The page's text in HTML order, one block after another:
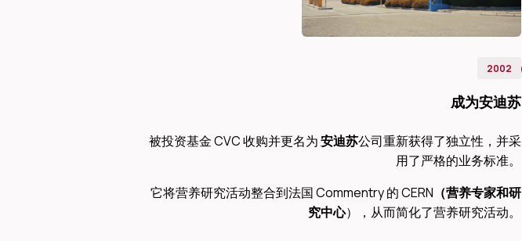
2002
成为安迪苏
被投资基金 CVC 收购并更名为 安迪苏公司重新获得了独立性，并采
用了严格的业务标准。
它将营养研究活动整合到法国 Commentry 的 CERN （营养专家和研
究中心